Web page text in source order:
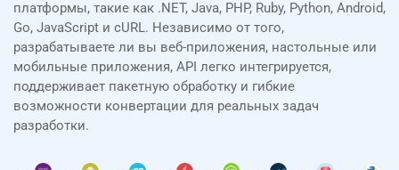
платформы, такие как .NET, Java, PHP, Ruby, Python, Android,
Go, JavaScript и cURL. Независимо от того,
разрабатываете ли вы веб-приложения, настольные или
мобильные приложения, API легко интегрируется,
поддерживает пакетную обработку и гибкие
возможности конвертации для реальных задач
разработки.